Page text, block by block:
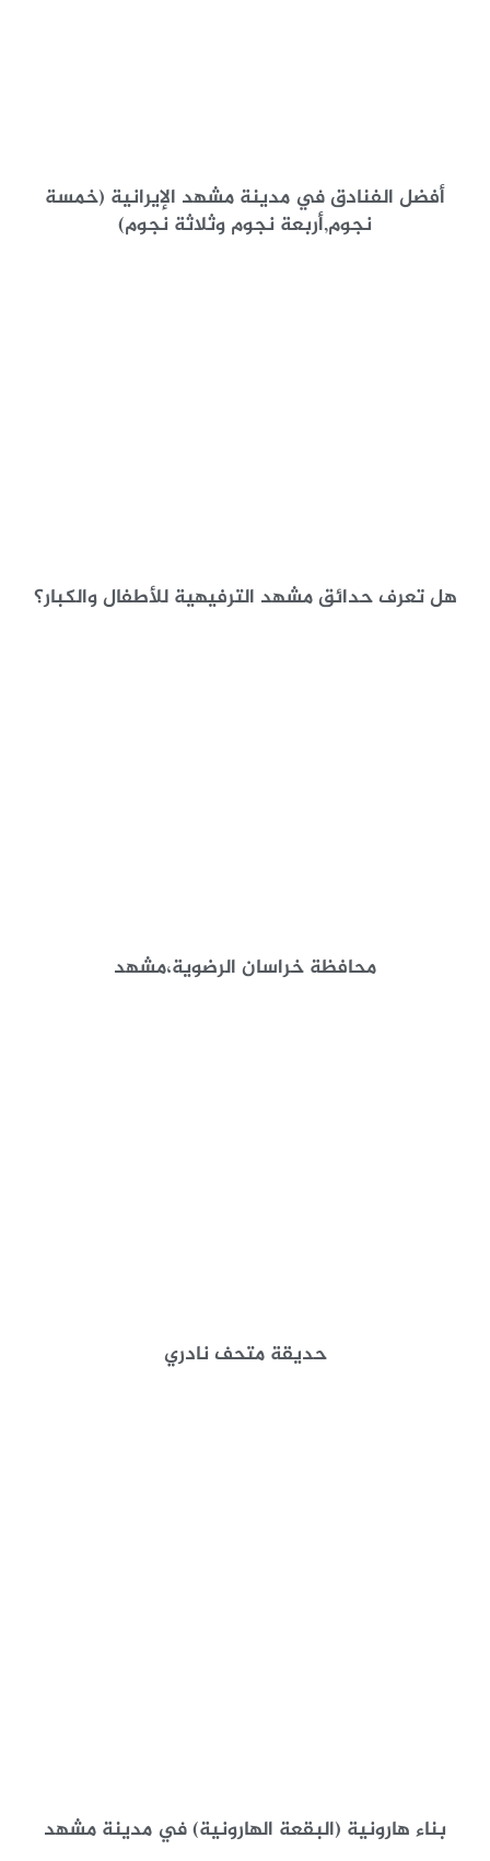
أفضل الفنادق في مدينة مشهد الإيرانية (خمسة
نجوم,أربعة نجوم وثلاثة نجوم)
هل تعرف حدائق مشهد الترفيهية للأطفال والكبار؟
محافظة خراسان الرضوية،مشهد
حديقة متحف نادري
بناء هارونية (البقعة الهارونية) في مدينة مشهد